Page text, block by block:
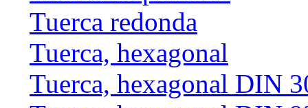
Tuerca redonda
Tuerca, hexagonal
Tuerca, hexagonal DIN